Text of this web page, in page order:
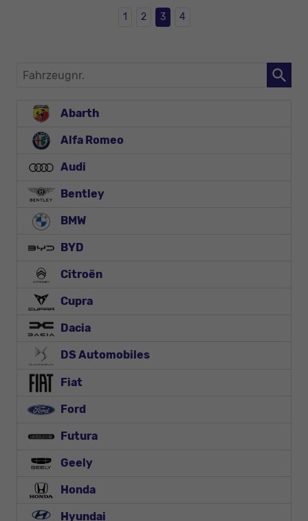
1 2 3 4
Fahrzeugnr.
Abarth
Alfa Romeo
Audi
Bentley
BMW
BYD
Citroën
Cupra
Dacia
DS Automobiles
Fiat
Ford
Futura
Geely
Honda
Hyundai